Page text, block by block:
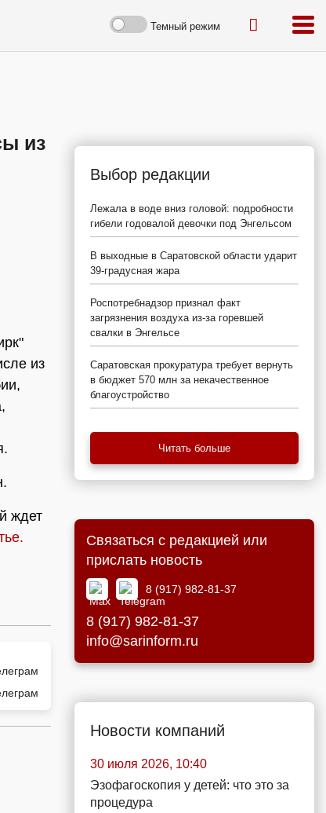
Темный режим
из
из
ждет
Выбор редакции
Лежала в воде вниз головой: подробности
гибели годовалой девочки под Энгельсом
В выходные в Саратовской области ударит
39-градусная жара
Роспотребнадзор признал факт
загрязнения воздуха из-за горевшей
свалки в Энгельсе
Саратовская прокуратура требует вернуть
в бюджет 570 млн за некачественное
благоустройство
Читать больше
Связаться с редакцией или
прислать новость
8 (917) 982-81-37
8 (917) 982-81-37
info@sarinform.ru
Новости компаний
30 июля 2026, 10:40
Эзофагоскопия у детей: что это за
процедура